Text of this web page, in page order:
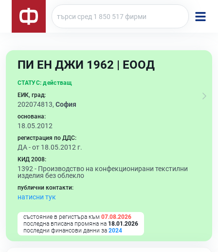
ПИ ЕН ДЖИ 1962 | ЕООД
СТАТУС: действащ
ЕИК, град:
202074813, София
основана:
18.05.2012
регистрация по ДДС:
ДА - от 18.05.2012 г.
КИД 2008:
1392 - Производство на конфекционирани текстилни
изделия без облекло
публични контакти:
натисни тук
състояние в регистъра към 07.08.2026
последна вписана промяна на 18.01.2026
последни финансови данни за 2024